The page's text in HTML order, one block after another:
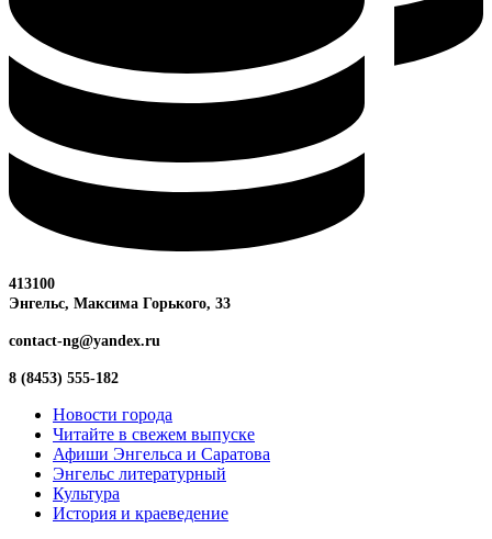
413100
Энгельс, Максима Горького, 33
contact-ng@yandex.ru
8 (8453) 555-182
Новости города
Читайте в свежем выпуске
Афиши Энгельса и Саратова
Энгельс литературный
Культура
История и краеведение